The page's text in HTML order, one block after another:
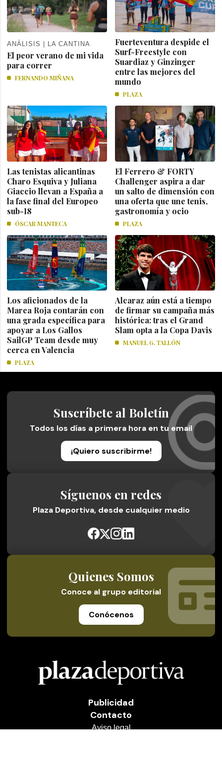
ANÁLISIS | LA CANTINA
El peor verano de mi vida
para correr
FERNANDO MIÑANA
Fuerteventura despide el
Surf-Freestyle con
Suardiaz y Ginzinger
entre las mejores del
mundo
PLAZA
Las tenistas alicantinas
Charo Esquiva y Juliana
Giaccio llevan a España a
la fase final del Europeo
sub-18
ÓSCAR MANTECA
El Ferrero & FORTY
Challenger aspira a dar
un salto de dimensión con
una oferta que une tenis,
gastronomía y ocio
PLAZA
Los aficionados de la
Marea Roja contarán con
una grada específica para
apoyar a Los Gallos
SailGP Team desde muy
cerca en Valencia
PLAZA
Alcaraz aún está a tiempo
de firmar su campaña más
histórica: tras el Grand
Slam opta a la Copa Davis
MANUEL G. TALLÓN
Suscríbete al Boletín
Todos los días a primera hora en tu email
¡Quiero suscribirme!
Síguenos en redes
Plaza Deportiva, desde cualquier medio
Quienes Somos
Conoce al grupo editorial
Conócenos
Publicidad
Contacto
Aviso legal